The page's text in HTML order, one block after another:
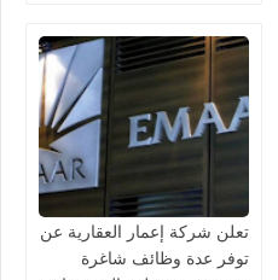
تعلن شركة إعمار العقارية عن
توفر عدة وظائف شاغرة